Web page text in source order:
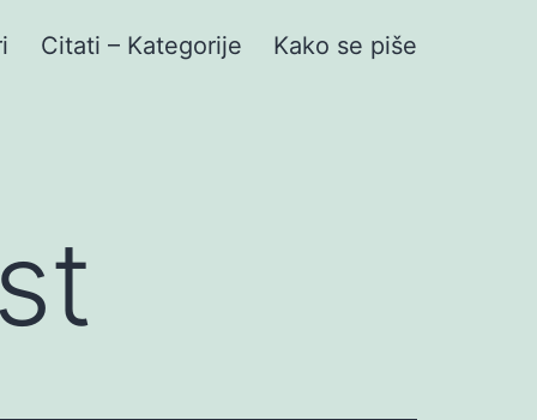
Citati – Kategorije Kako se piše